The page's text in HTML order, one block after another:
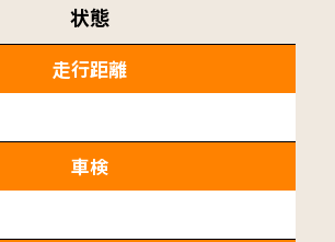
状態
走行距離
車検